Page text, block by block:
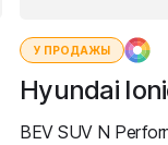
У ПРОДАЖЫ
Hyundai
BEV SUV N